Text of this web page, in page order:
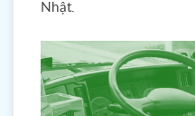
Nhật.